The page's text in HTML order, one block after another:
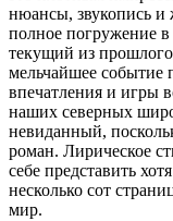
нюансы, звукопись и
полное погружение
текущий из
мельчайшее событие
впечатления и игры
наших северных
невиданный,
роман. Лирическое
себе представить
несколько сот
мир.